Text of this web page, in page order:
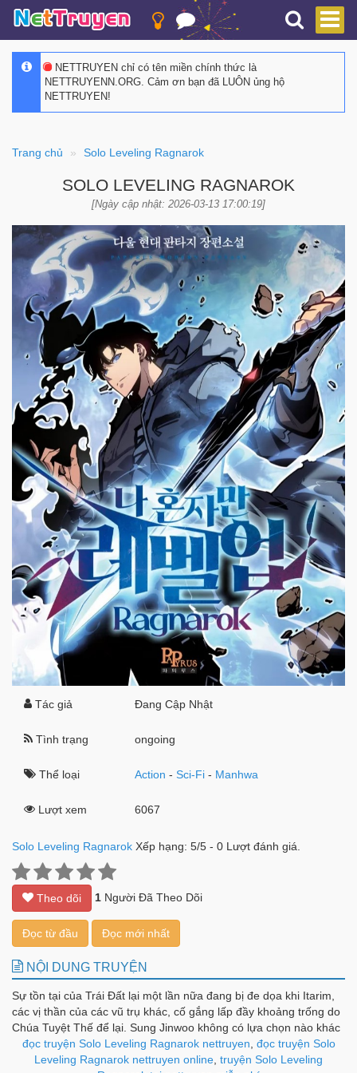
NETTRUYEN chỉ có tên miền chính thức là
NETTRUYENN.ORG. Cảm ơn bạn đã LUÔN ủng hộ
NETTRUYEN!
Trang chủ Solo Leveling Ragnarok
SOLO LEVELING RAGNAROK
[Ngày cập nhật: 2026-03-13 17:00:19]
Tác giả Đang Cập Nhật
Tình trạng ongoing
Thể loại Action -Sci-Fi - Manhwa
Lượt xem 6067
Solo Leveling Ragnarok Xếp hạng: 5/5 - 0 Lượt đánh giá.
Theo dõi 1 Người Đã Theo Dõi
Đọc từ đầu Đọc mới nhất
NỘI DUNG TRUYỆN
Sự tồn tại của Trái Đất lại một lần nữa đang bị đe dọa khi Itarim,
các vị thần của các vũ trụ khác, cố gắng lấp đầy khoảng trống do
Chúa Tuyệt Thế để lại. Sung Jinwoo không có lựa chọn nào khác
ngoài việc gửi Beru, vua kiến bóng tối, để đánh thức sức mạnh
của con trai mình và bắt đầu hành trình mà anh đã từng trải qua.
đọc truyện Solo Leveling Ragnarok nettruyen đọc truyện Solo
Leveling Ragnarok nettruyen online truyện Solo Leveling